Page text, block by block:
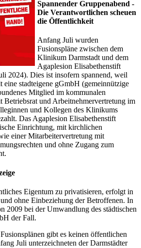
Spannender Gruppenabend -
Die Verantwortlichen scheuen
die Öffentlichkeit
Anfang Juli wurden
Fusionspläne zwischen dem
Klinikum Darmstadt und dem
Agaplesion Elisabethenstift
2024). Dies ist insofern spannend, weil
stadteigene gGmbH (gemeinnützige
Mitglied im kommunalen
Betriebsrat und Arbeitnehmervertretung im
und Kollegen des Klinikums
Das Agaplesion Elisabethenstift
Einrichtung, mit kirchlichen
einer Mitarbeitervertretung mit
und ohne Zugang zum
Eigentum zu privatisieren, erfolgt in
ohne Einbeziehung der Betroffenen. In
2009 bei der Umwandlung des städtischen
der Fall.
gibt es keinen öffentlichen
Juli unterzeichneten der Darmstädter